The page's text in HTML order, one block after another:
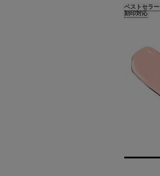
ベストセラー
刻印対応